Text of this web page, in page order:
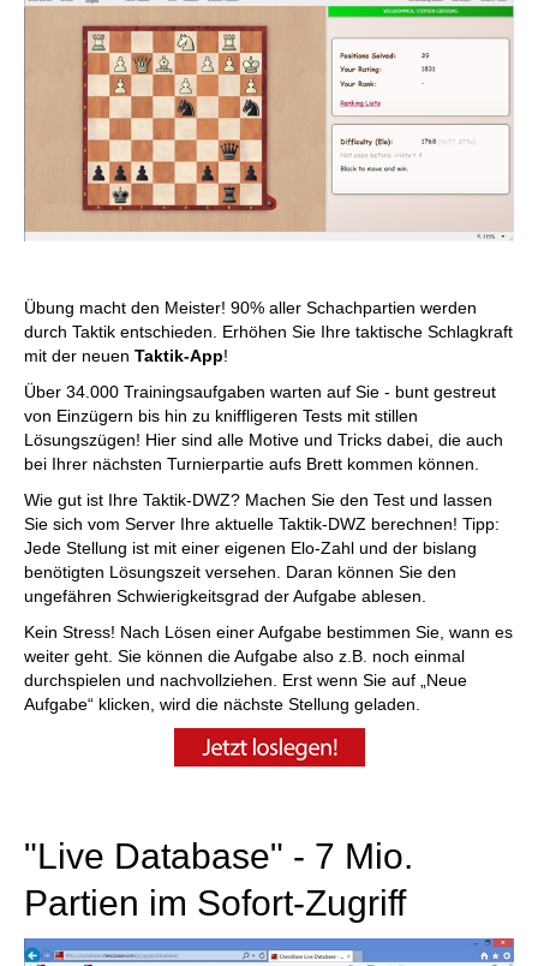
Übung macht den Meister! 90% aller Schachpartien werden
durch Taktik entschieden. Erhöhen Sie Ihre taktische Schlagkraft
mit der neuen Taktik-App!
Über 34.000 Trainingsaufgaben warten auf Sie - bunt gestreut
von Einzügern bis hin zu kniffligeren Tests mit stillen
Lösungszügen! Hier sind alle Motive und Tricks dabei, die auch
bei Ihrer nächsten Turnierpartie aufs Brett kommen können.
Wie gut ist Ihre Taktik-DWZ? Machen Sie den Test und lassen
Sie sich vom Server Ihre aktuelle Taktik-DWZ berechnen! Tipp:
Jede Stellung ist mit einer eigenen Elo-Zahl und der bislang
benötigten Lösungszeit versehen. Daran können Sie den
ungefähren Schwierigkeitsgrad der Aufgabe ablesen.
Kein Stress! Nach Lösen einer Aufgabe bestimmen Sie, wann es
weiter geht. Sie können die Aufgabe also z.B. noch einmal
durchspielen und nachvollziehen. Erst wenn Sie auf „Neue
Aufgabe“ klicken, wird die nächste Stellung geladen.
"Live Database" - 7 Mio.
Partien im Sofort-Zugriff